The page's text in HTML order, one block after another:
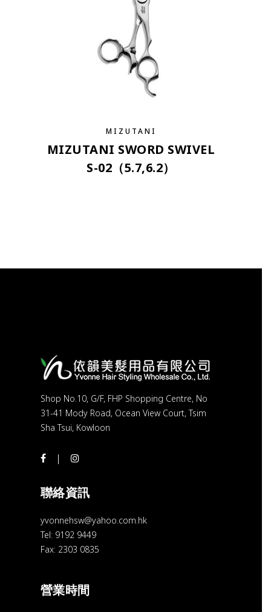
MIZUTANI
MIZUTANI SWORD SWIVEL
S-02（5.7,6.2）
Shop No.10, G/F, FHP Shopping Centre, No
31-41 Mody Road, Ocean View Court, Tsim
Sha Tsui, Kowloon
聯絡資訊
yvonnehsw@yahoo.com.hk
Tel: 9192 9449
Fax: 2303 0835
營業時間